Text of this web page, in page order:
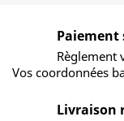
Paiement
Règlement
Vos coordonnées
Livraison